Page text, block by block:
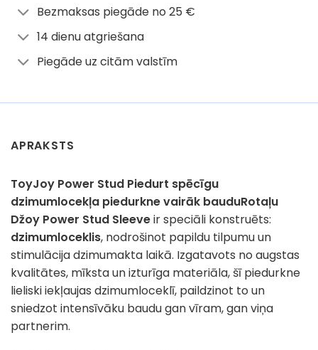
Bezmaksas piegāde no 25 €
14 dienu atgriešana
Piegāde uz citām valstīm
APRAKSTS
ToyJoy Power Stud Piedurt spēcīgu
dzimumlocekļa piedurkne vairāk bauduRotaļu
Džoy Power Stud Sleeveir speciāli konstruēts:
dzimumloceklis, nodrošinot papildu tilpumu un
stimulācija dzimumakta laikā. Izgatavots no augstas
kvalitātes, mīksta un izturīga materiāla, šī piedurkne
lieliski iekļaujas dzimumloceklī, paildzinot to un
sniedzot intensīvāku baudu gan vīram, gan viņa
partnerim.